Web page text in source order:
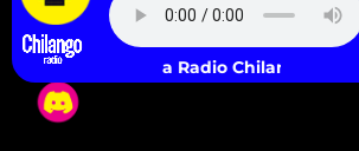
MÁS!.
Escucha Radio Chilango -